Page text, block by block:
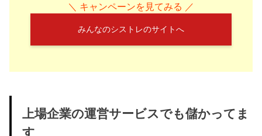
＼ キャンペーンを見てみる ／
みんなのシストレのサイトへ
上場企業の運営サービスでも儲かってま
す